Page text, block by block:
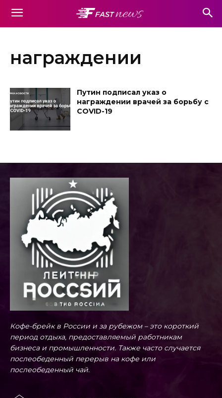
награждении
Путин подписал указ о
награждении врачей за борьбу с
COVID-19
Кофе-брейк в России и за рубежом – это короткий
период отдыха, предоставляемый работникам
бизнеса и промышленности. Также часто случается
послеобеденный перерыв на кофе или
послеобеденный чай.